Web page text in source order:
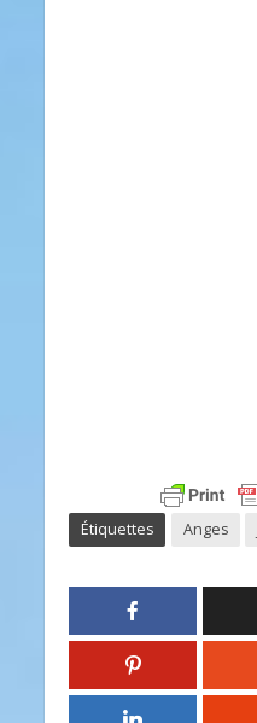
Étiquettes Anges